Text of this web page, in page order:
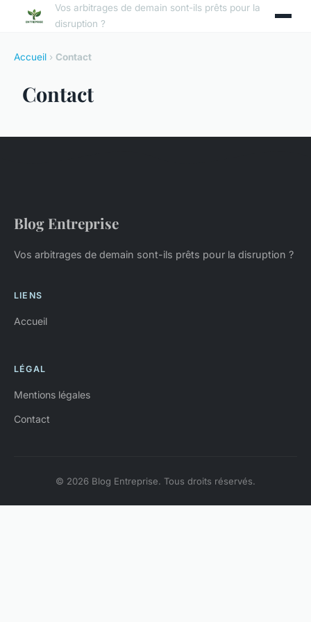
Vos arbitrages de demain sont-ils prêts pour la
disruption ?
Accueil › Contact
Contact
Blog Entreprise
Vos arbitrages de demain sont-ils prêts pour la disruption ?
LIENS
Accueil
LÉGAL
Mentions légales
Contact
© 2026 Blog Entreprise. Tous droits réservés.